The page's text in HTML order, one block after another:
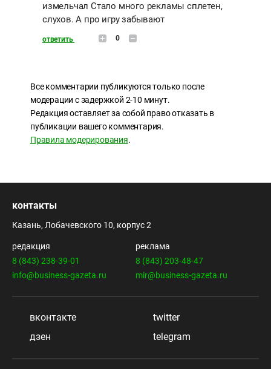
измельчал Стало много рекламы сплетен,
слухов. А про игру забывают
ответить 0
Все комментарии публикуются только после
модерации с задержкой 2-10 минут.
Редакция оставляет за собой право отказать в
публикации вашего комментария.
Правила модерирования.
контакты
Казань, Лобачевского 10, корпус 2
редакция
8 (843) 238-39-01
info@business-gazeta.ru
реклама
8 (843) 203-48-47
mir@business-gazeta.ru
вконтакте
twitter
дзен
telegram